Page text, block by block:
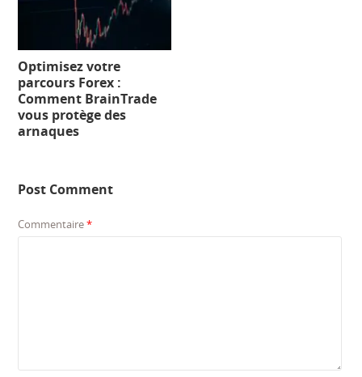
Optimisez votre
parcours Forex :
Comment BrainTrade
vous protège des
arnaques
Post Comment
Commentaire*